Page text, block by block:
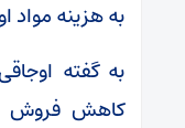
به هزینه مواد
به گفته
کاهش فروش